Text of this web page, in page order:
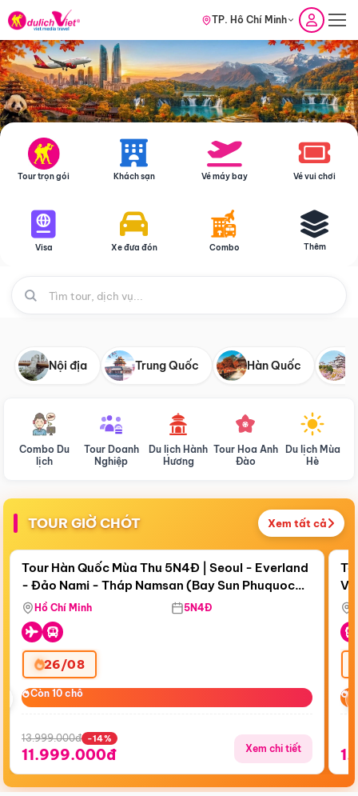
TP. Hồ Chí Minh
Tour trọn gói Khách sạn Vé máy bay Vé vui chơi
Visa Xe đưa đón Combo Thêm
Nội địa Trung Quốc Hàn Quốc
Combo Du
lịch
Tour Doanh
Nghiệp
Du lịch Hành
Hương
Tour Hoa Anh
Đào
Du lịch Mùa
Hè
TOUR GIỜ CHÓT Xem tất cả
Còn19 ngày 17:22:19
Điểm nổi bật
Tour Hàn Quốc Mùa Thu 5N4Đ | Seoul - Everland
- Đảo Nami - Tháp Namsan (Bay Sun Phuquoc
Airways)
Hồ Chí Minh 5N4Đ
26/08
Còn 10 chỗ
Còn 10 chỗ
13.999.000đ -14%
11.999.000đ Xem chi tiết